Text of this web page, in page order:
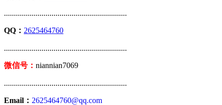
..............................................................
QQ： 2625464760
..............................................................
微信号： niannian7069
..............................................................
Email： 2625464760@qq.com